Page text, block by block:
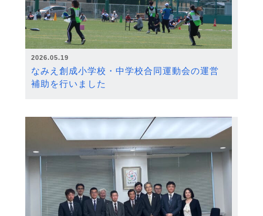
2026.05.19
なみえ創成小学校・中学校合同運動会の運営
補助を行いました